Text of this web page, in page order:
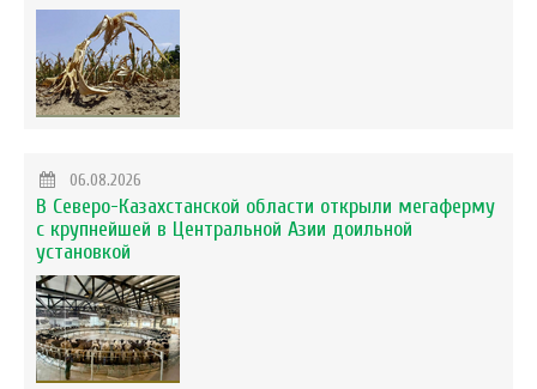
06.08.2026
В Северо-Казахстанской области открыли мегаферму
с крупнейшей в Центральной Азии доильной
установкой